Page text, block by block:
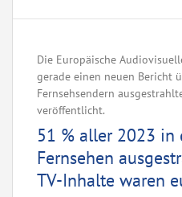
Die Europäische
gerade einen neuen Bericht
Fernsehsendern
veröffentlicht.
51 % aller 2023 in
Fernsehen
TV-Inhalte waren